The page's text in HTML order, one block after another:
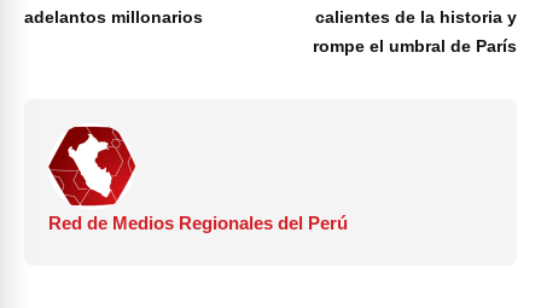
adelantos millonarios
calientes de la historia y
rompe el umbral de París
Red de Medios Regionales del Perú